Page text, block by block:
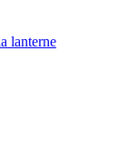
lanterne